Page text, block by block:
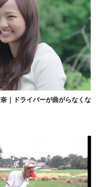
奈｜ドライバーが曲がらなくな